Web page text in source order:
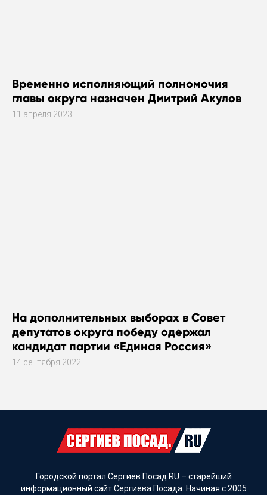
Временно исполняющий полномочия
главы округа назначен Дмитрий Акулов
11 апреля 2023
На дополнительных выборах в Совет
депутатов округа победу одержал
кандидат партии «Единая Россия»
14 сентября 2022
Городской портал Сергиев Посад.RU – старейший
информационный сайт Сергиева Посада. Начиная с 2005